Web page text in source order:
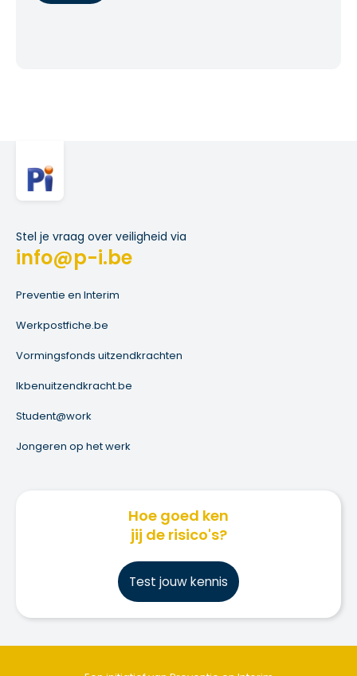
Stel je vraag over veiligheid via
info@p-i.be
Preventie en Interim
Werkpostfiche.be
Vormingsfonds uitzendkrachten
Ikbenuitzendkracht.be
Student@work
Jongeren op het werk
Hoe goed ken
jij de risico's?
Test jouw kennis